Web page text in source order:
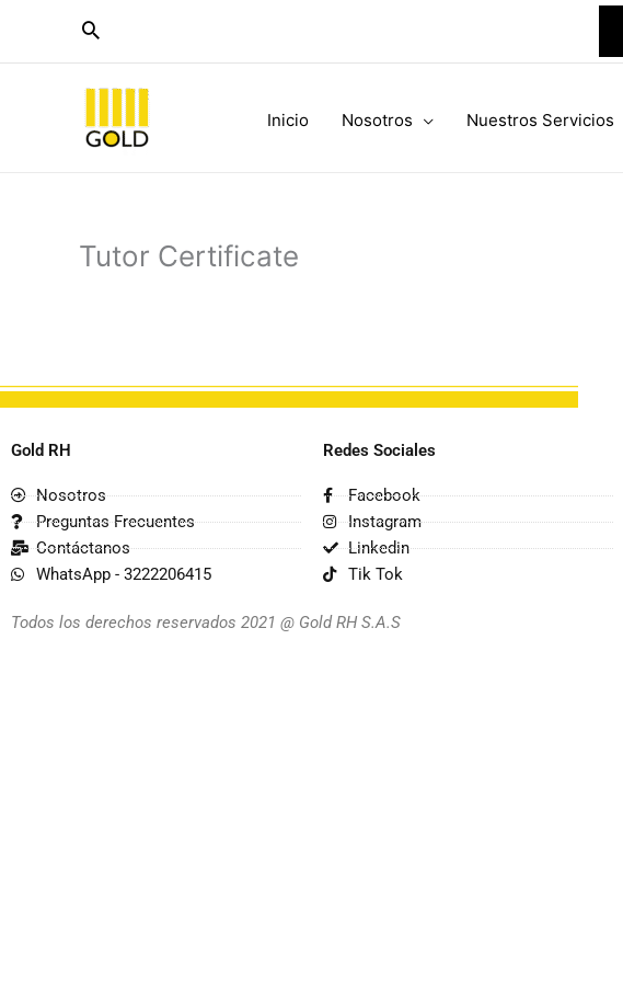
contenido
Inicio Nosotros Nuestros Servicios
Tutor Certificate
Gold RH
Nosotros
Preguntas Frecuentes
Contáctanos
WhatsApp - 3222206415
Redes Sociales
Facebook
Instagram
Linkedin
Tik Tok
Todos los derechos reservados 2021 @ Gold RH S.A.S